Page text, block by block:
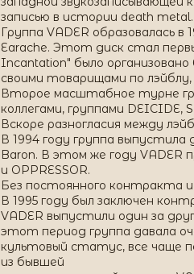
записью в истории death metal.
Группа VADER образовалась
Earache. Этот диск стал
Incantation" было
своими товарищами по
Второе масштабное турне
коллегами, группами DEICIDE,
Вскоре разногласия между
В 1994 году группа выпустила
Baron. В этом же году VADER
и OPPRESSOR.
Без постоянного контракта
В 1995 году был заключен
VADER выпустили один за
этот период группа давала
культовый статус, все чаще
из бывшей